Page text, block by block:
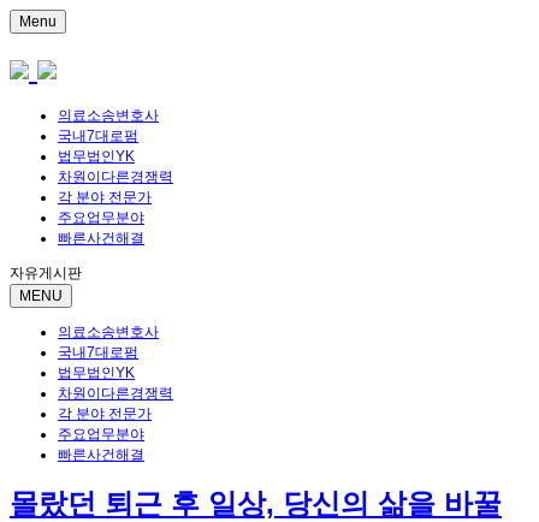
Menu
의료소송변호사
국내7대로펌
법무법인YK
차원이다른경쟁력
각 분야 전문가
주요업무분야
빠른사건해결
자유게시판
MENU
의료소송변호사
국내7대로펌
법무법인YK
차원이다른경쟁력
각 분야 전문가
주요업무분야
빠른사건해결
몰랐던 퇴근 후 일상, 당신의 삶을 바꿀